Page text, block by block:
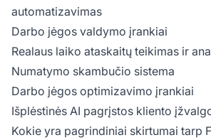
automatizavimas
Darbo jėgos valdymo įrankiai
Realaus laiko ataskaitų teikimas ir
Numatymo skambučio sistema
Darbo jėgos optimizavimo įrankiai
Išplėstinės AI pagrįstos kliento
Kokie yra pagrindiniai skirtumai tarp